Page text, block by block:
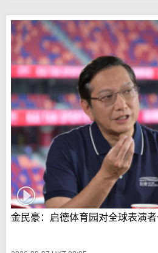
金民豪：启德体育园对全球表演